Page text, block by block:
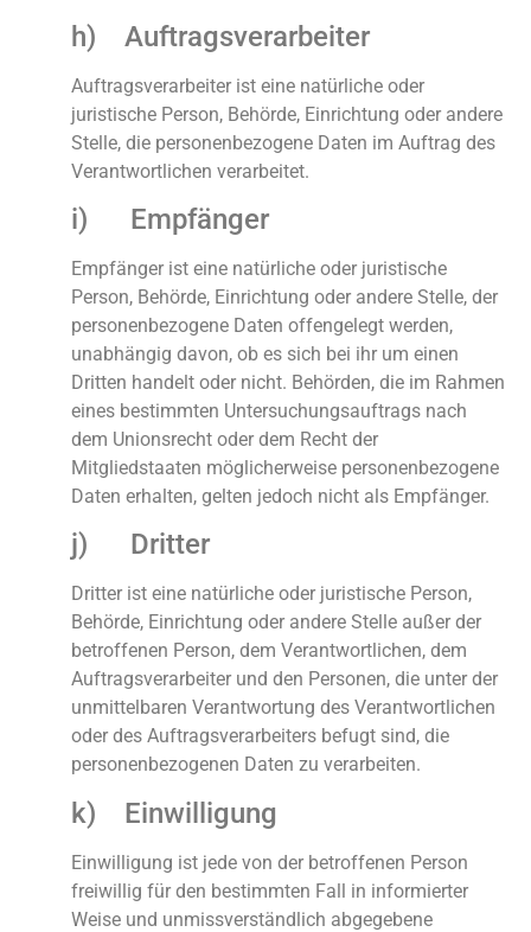
h) Auftragsverarbeiter
Auftragsverarbeiter ist eine natürliche oder
juristische Person, Behörde, Einrichtung oder andere
Stelle, die personenbezogene Daten im Auftrag des
Verantwortlichen verarbeitet.
i) Empfänger
Empfänger ist eine natürliche oder juristische
Person, Behörde, Einrichtung oder andere Stelle, der
personenbezogene Daten offengelegt werden,
unabhängig davon, ob es sich bei ihr um einen
Dritten handelt oder nicht. Behörden, die im Rahmen
eines bestimmten Untersuchungsauftrags nach
dem Unionsrecht oder dem Recht der
Mitgliedstaaten möglicherweise personenbezogene
Daten erhalten, gelten jedoch nicht als Empfänger.
j) Dritter
Dritter ist eine natürliche oder juristische Person,
Behörde, Einrichtung oder andere Stelle außer der
betroffenen Person, dem Verantwortlichen, dem
Auftragsverarbeiter und den Personen, die unter der
unmittelbaren Verantwortung des Verantwortlichen
oder des Auftragsverarbeiters befugt sind, die
personenbezogenen Daten zu verarbeiten.
k) Einwilligung
Einwilligung ist jede von der betroffenen Person
freiwillig für den bestimmten Fall in informierter
Weise und unmissverständlich abgegebene